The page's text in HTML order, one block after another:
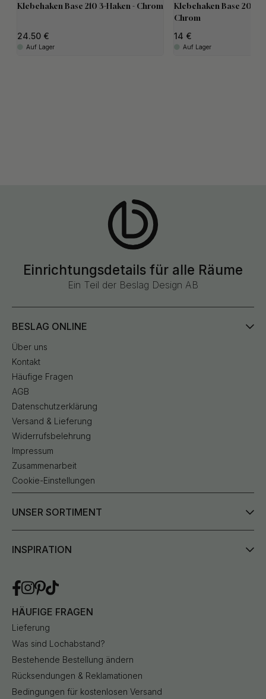
Klebehaken Base 210 3-Haken - Chrom
24.50
Auf Lager
Klebehaken Base 200
Chrom
14
Auf Lager
Einrichtungsdetails für alle Räume
Ein Teil der Beslag Design AB
BESLAG ONLINE
Über uns
Kontakt
Häufige Fragen
AGB
Datenschutzerklärung
Versand & Lieferung
Widerrufsbelehrung
Impressum
Zusammenarbeit
Cookie-Einstellungen
UNSER SORTIMENT
INSPIRATION
HÄUFIGE FRAGEN
Lieferung
Was sind Lochabstand?
Bestehende Bestellung ändern
Rücksendungen & Reklamationen
Bedingungen für kostenlosen Versand